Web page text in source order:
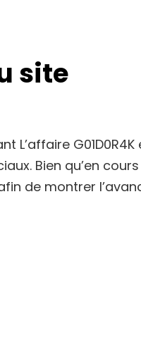
site
L’affaire G01D0R4K
Bien qu’en
de montrer